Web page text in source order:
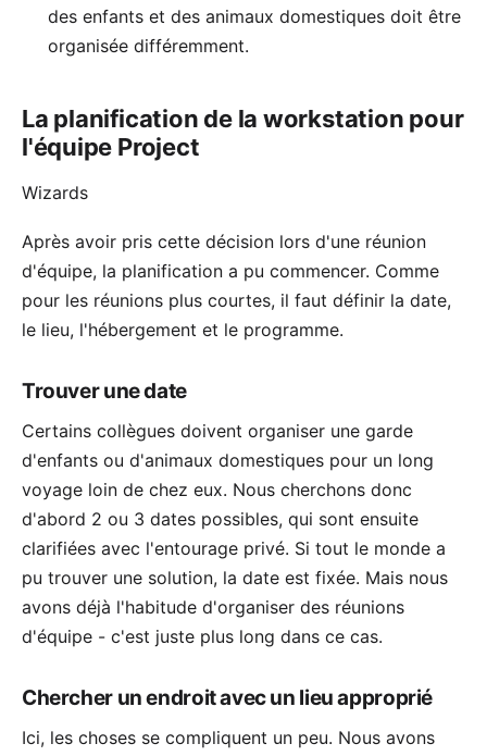
des enfants et des animaux domestiques doit être
organisée différemment.
La planification de la workstation pour
l'équipe Project
Wizards
Après avoir pris cette décision lors d'une réunion
d'équipe, la planification a pu commencer. Comme
pour les réunions plus courtes, il faut définir la date,
le lieu, l'hébergement et le programme.
Trouver une date
Certains collègues doivent organiser une garde
d'enfants ou d'animaux domestiques pour un long
voyage loin de chez eux. Nous cherchons donc
d'abord 2 ou 3 dates possibles, qui sont ensuite
clarifiées avec l'entourage privé. Si tout le monde a
pu trouver une solution, la date est fixée. Mais nous
avons déjà l'habitude d'organiser des réunions
d'équipe - c'est juste plus long dans ce cas.
Chercher un endroit avec un lieu approprié
Ici, les choses se compliquent un peu. Nous avons